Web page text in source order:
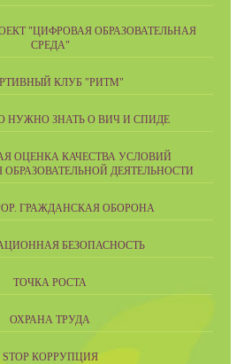
"ЦИФРОВАЯ ОБРАЗОВАТЕЛЬНАЯ
СРЕДА"
КЛУБ "РИТМ"
НУЖНО ЗНАТЬ О ВИЧ И СПИДЕ
ОЦЕНКА КАЧЕСТВА УСЛОВИЙ
ДЕЯТЕЛЬНОСТИ
ГРАЖДАНСКАЯ ОБОРОНА
БЕЗОПАСНОСТЬ
ТОЧКА РОСТА
ОХРАНА ТРУДА
STOP КОРРУПЦИЯ